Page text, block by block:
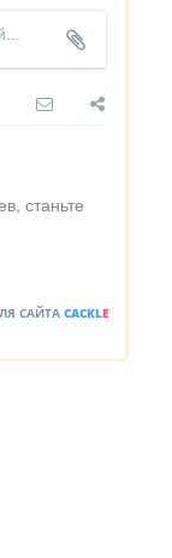
станьте
САЙТА CACKLE